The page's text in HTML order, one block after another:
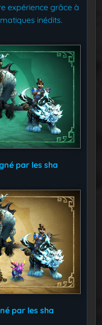
expérience grâce à
inédits.
par les sha
par les sha